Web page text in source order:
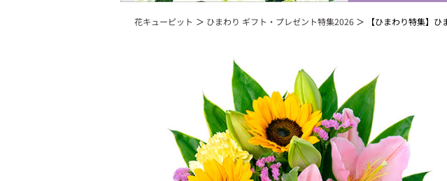
花キューピット ひまわり ギフト・プレゼント特集2026 【ひまわり特集】